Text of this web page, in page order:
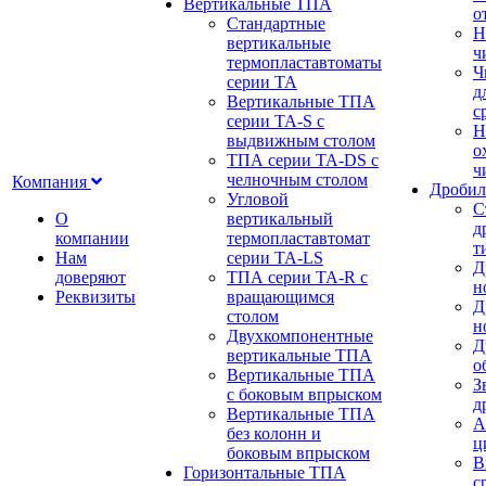
Компания
О
компании
Нам
доверяют
Реквизиты
Вертикальные ТПА
Стандартные
вертикальные
термопластавтоматы
серии ТА
Вертикальные ТПА
серии ТА-S с
выдвижным столом
ТПА серии ТА-DS с
челночным столом
Угловой
вертикальный
термопластавтомат
серии ТА-LS
ТПА серии ТА-R с
вращающимся
столом
Двухкомпонентные
вертикальные ТПА
Вертикальные ТПА
с боковым впрыском
Вертикальные ТПА
без колонн и
боковым впрыском
Горизонтальные ТПА